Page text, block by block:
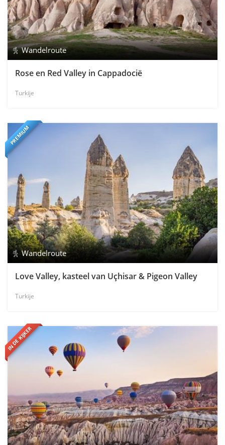
Wandelroute
Rose en Red Valley in Cappadocië
Turkije
PREMIUM
Wandelroute
Love Valley, kasteel van Uçhisar & Pigeon Valley
Turkije
IN DE KIJKER